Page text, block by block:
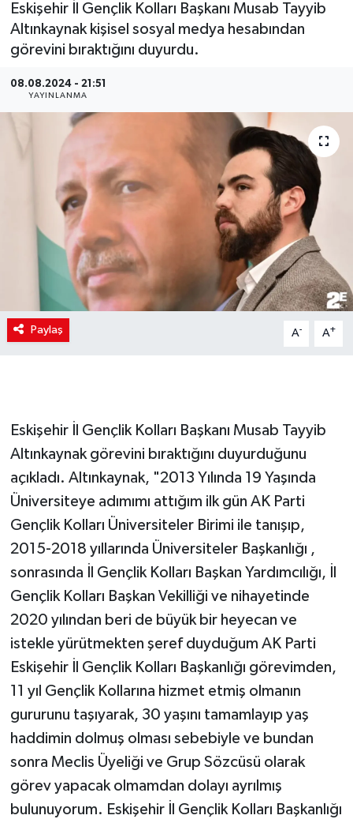
Eskişehir İl Gençlik Kolları Başkanı Musab Tayyib
Altınkaynak kişisel sosyal medya hesabından
görevini bıraktığını duyurdu.
08.08.2024 - 21:51
YAYINLANMA
Paylaş A- A+
Eskişehir İl Gençlik Kolları Başkanı Musab Tayyib
Altınkaynak görevini bıraktığını duyurduğunu
açıkladı. Altınkaynak, "2013 Yılında 19 Yaşında
Üniversiteye adımımı attığım ilk gün AK Parti
Gençlik Kolları Üniversiteler Birimi ile tanışıp,
2015-2018 yıllarında Üniversiteler Başkanlığı ,
sonrasında İl Gençlik Kolları Başkan Yardımcılığı, İl
Gençlik Kolları Başkan Vekilliği ve nihayetinde
2020 yılından beri de büyük bir heyecan ve
istekle yürütmekten şeref duyduğum AK Parti
Eskişehir İl Gençlik Kolları Başkanlığı görevimden,
11 yıl Gençlik Kollarına hizmet etmiş olmanın
gururunu taşıyarak, 30 yaşını tamamlayıp yaş
haddimin dolmuş olması sebebiyle ve bundan
sonra Meclis Üyeliği ve Grup Sözcüsü olarak
görev yapacak olmamdan dolayı ayrılmış
bulunuyorum. Eskişehir İl Gençlik Kolları Başkanlığı